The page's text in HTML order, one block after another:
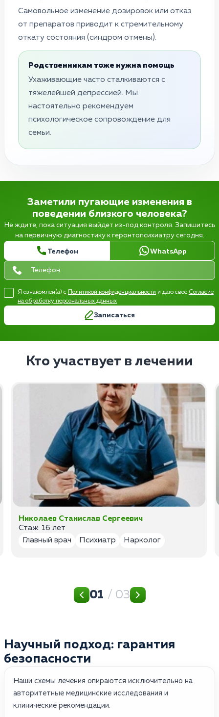
Самовольное изменение дозировок или отказ
от препаратов приводит к стремительному
откату состояния (синдром отмены).
Родственникам тоже нужна помощь
Ухаживающие часто сталкиваются с
тяжелейшей депрессией. Мы
настоятельно рекомендуем
психологическое сопровождение для
семьи.
Заметили пугающие изменения в
поведении близкого человека?
Не ждите, пока ситуация выйдет из-под контроля. Запишитесь
на первичную диагностику к геронтопсихиатру сегодня.
Телефон WhatsApp
Я ознакомлен(а) с Политикой конфиденциальности и даю свое Согласие
на обработку персональных данных
Записаться
Кто участвует в лечении
Николаев Станислав Сергеевич
Стаж: 16 лет
Главный врач
Психиатр Нарколог
01 / 03
Научный подход: гарантия
безопасности
Наши схемы лечения опираются исключительно на
авторитетные медицинские исследования и
клинические рекомендации.